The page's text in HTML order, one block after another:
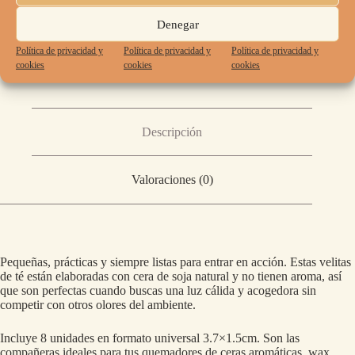
Denegar
Política de privacidad y
cookies
Política de privacidad y
cookies
Política de privacidad y
cookies
SKU:
CATEGORÍAS:ACCESORIOS,VELAS
Descripción
Valoraciones (0)
Pequeñas, prácticas y siempre listas para entrar en acción. Estas velitas
de té están elaboradas con cera de soja natural y no tienen aroma, así
que son perfectas cuando buscas una luz cálida y acogedora sin
competir con otros olores del ambiente.
Incluye 8 unidades en formato universal 3.7×1.5cm. Son las
compañeras ideales para tus quemadores de ceras aromáticas, wax